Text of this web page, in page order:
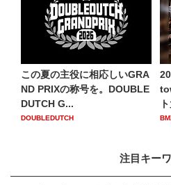
この夏の主役に相応しいGRA
ND PRIXの称号を。DOUBLE
DUTCH G...
DOUBLEDUTCH
注目キー